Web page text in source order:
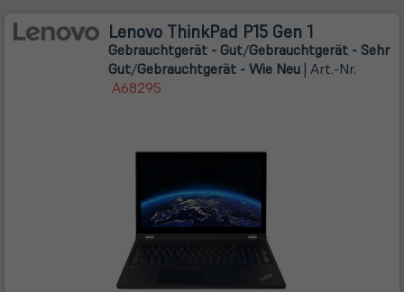
Lenovo ThinkPad P15 Gen 1
Gebrauchtgerät - Gut/Gebrauchtgerät - Sehr
Gut/Gebrauchtgerät - Wie Neu | Art.-Nr.
A68295